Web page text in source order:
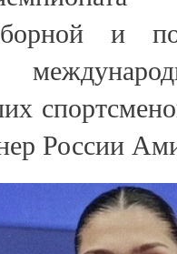
и
России